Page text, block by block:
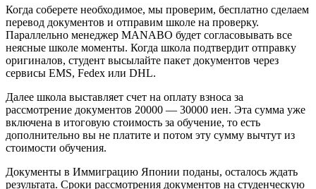
Когда соберете необходимое, мы проверим, бесплатно сделаем
перевод документов и отправим школе на проверку.
Параллельно менеджер MANABO будет согласовывать все
неясные школе моменты. Когда школа подтвердит отправку
оригиналов, студент высылайте пакет документов через
сервисы EMS, Fedex или DHL.
Далее школа выставляет счет на оплату взноса за
рассмотрение документов 20000 — 30000 иен. Эта сумма уже
включена в итоговую стоимость за обучение, то есть
дополнительно вы не платите и потом эту сумму вычтут из
стоимости обучения.
Документы в Иммиграцию Японии поданы, осталось ждать
результата. Сроки рассмотрения документов на студенческую